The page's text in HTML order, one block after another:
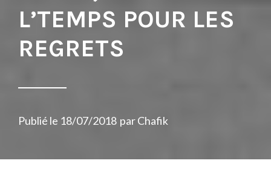
L’TEMPS POUR LES
REGRETS
Publié le 18/07/2018 parChafik